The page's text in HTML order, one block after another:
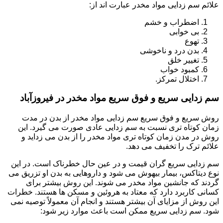
علائم سم زدایی مواد مخدر عبارت اند از:
اضطراب و خشم
بی خوابی
تهوع
بدن درد و ناخوشی
تغییر خلق
کمبود خواب
اختلال تمرکز.
سم زدایی سریع و فوق سریع مواد مخدر در فیروزآباد
روش سریع و فوق سریع سم زدایی مواد مخدر از بدن در مدت
زمان کوتاه تری نسبت به سم زدایی عادی صورت می گیرد. این
روش در مدن زمان کوتاه تری مواد مخدر را از بدن می زداید و
علائم ترک را تخفیف می دهد.
سم زدایی سریع گران قیمت و در عین حال خطرناک است. در این
نوع دیتاکس، بیمار بیهوش می شود و داروهایی به بدن او تزریق می
گردند که جانشین مواد مخدر می شوند. این روش بیشتر برای
کسانی کاربرد دارد که معتاد به هروئین و مسکن ها هستند. خطرات
این روش از مزایای آن بیشتر هستند و انجام آن معمولاً توصیه نمی
شود. سم زدایی سریع ممکن است باعث موارد زیر شود: